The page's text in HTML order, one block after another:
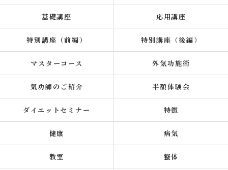
基礎講座 応用講座
特別講座（前編） 特別講座（後編）
マスターコース 外気功施術
気功師のご紹介 半額体験会
ダイエットセミナー 特徴
健康 病気
教室 整体